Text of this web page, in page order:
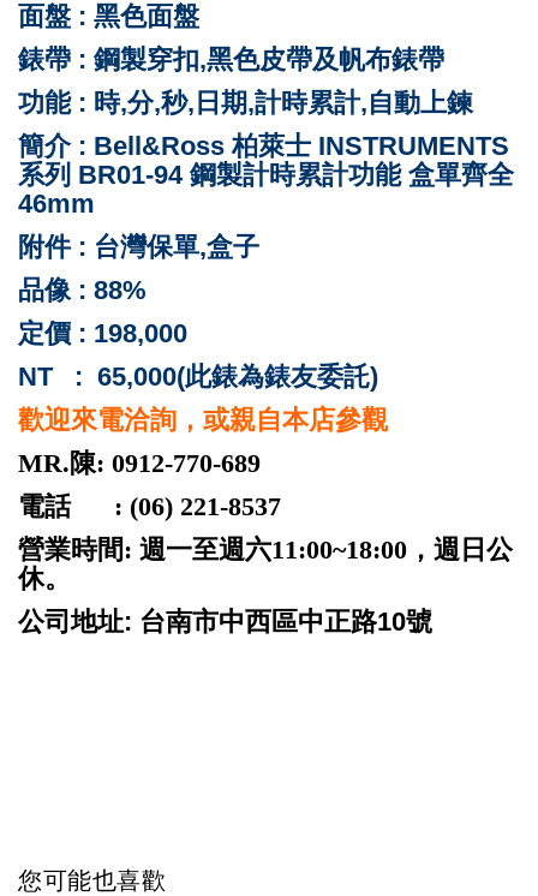
面盤 : 黑色面盤
錶帶 : 鋼製穿扣,黑色皮帶及帆布錶帶
功能 : 時,分,秒,日期,計時累計,自動上鍊
簡介 : Bell&Ross 柏萊士 INSTRUMENTS
系列 BR01-94 鋼製計時累計功能 盒單齊全
46mm
附件 : 台灣保單,盒子
品像 : 88%
定價 : 198,000
NT : 65,000(此錶為錶友委託)
歡迎來電洽詢，或親自本店參觀
MR.陳: 0912-770-689
電話 : (06) 221-8537
營業時間: 週一至週六11:00~18:00，週日公
休。
公司地址: 台南市中西區中正路10號
您可能也喜歡